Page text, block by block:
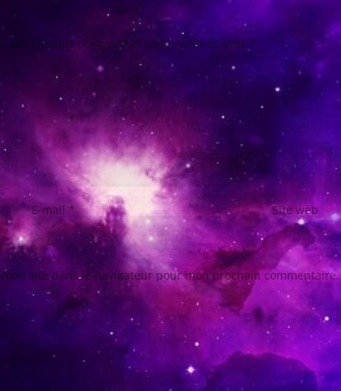
Les champs obligatoires sont indiqués avec*
E-mail * Site web
mon site dans le navigateur pour mon prochain commentaire.